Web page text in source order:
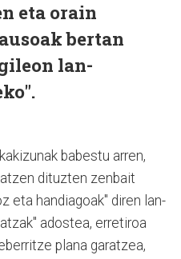
eta orain
bertan
lan-
babestu arren,
dituzten zenbait
eta handiagoak" diren lan-
adostea, erretiroa
plana garatzea,